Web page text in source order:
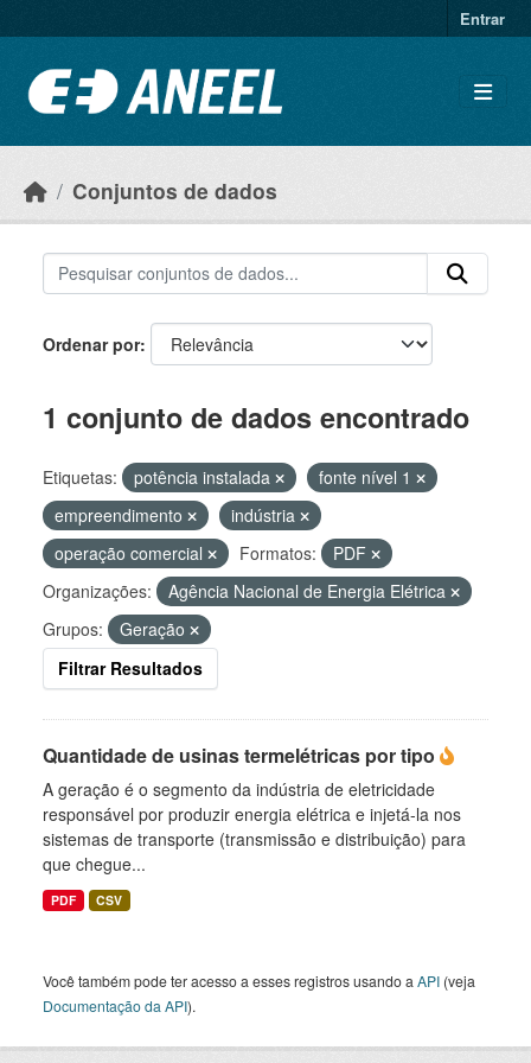
Entrar
Conjuntos de dados
Ordenar por
1 conjunto de dados encontrado
Etiquetas: potência instalada
fonte nível 1
empreendimento
indústria
operação comercial
Formatos:
PDF
Organizações:
Agência Nacional de Energia Elétrica
Grupos:
Geração
Filtrar Resultados
Quantidade de usinas termelétricas por tipo
A geração é o segmento da indústria de eletricidade
responsável por produzir energia elétrica e injetá-la nos
sistemas de transporte (transmissão e distribuição) para
que chegue...
PDF CSV
Você também pode ter acesso a esses registros usando a API (veja
Documentação da API).